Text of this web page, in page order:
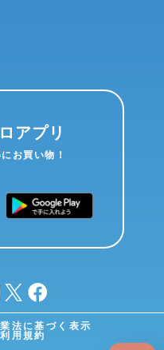
アプリ
お買い物！
X facebook
法に基づく表示
用規約